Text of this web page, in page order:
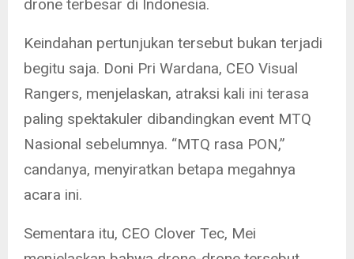
drone terbesar di Indonesia.
Keindahan pertunjukan tersebut bukan terjadi
begitu saja. Doni Pri Wardana, CEO Visual
Rangers, menjelaskan, atraksi kali ini terasa
paling spektakuler dibandingkan event MTQ
Nasional sebelumnya. “MTQ rasa PON,”
candanya, menyiratkan betapa megahnya
acara ini.
Sementara itu, CEO Clover Tec, Mei